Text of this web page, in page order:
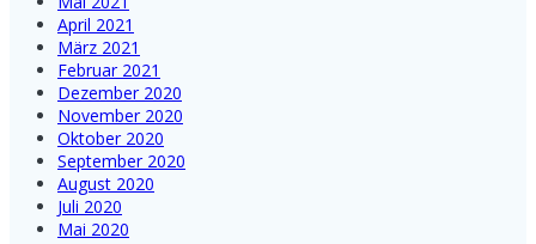
April 2021
März 2021
Februar 2021
Dezember 2020
November 2020
Oktober 2020
September 2020
August 2020
Juli 2020
Mai 2020